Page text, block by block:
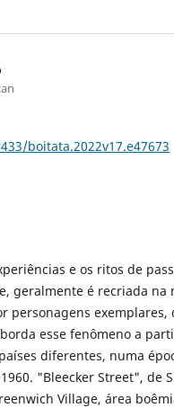
boitata.2022v17.e47673
e os ritos de
geralmente é recriada na
personagens exemplares,
esse fenômeno a
diferentes, numa
"Bleecker Street", de
Village, área